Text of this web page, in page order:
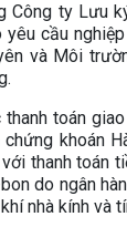
Công ty Lưu
yêu cầu
và Môi
thanh toán
chứng khoán
thanh toán
do ngân
nhà kính và